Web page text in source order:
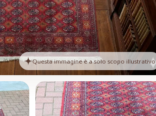
Questa immagine è a solo scopo illustrativo